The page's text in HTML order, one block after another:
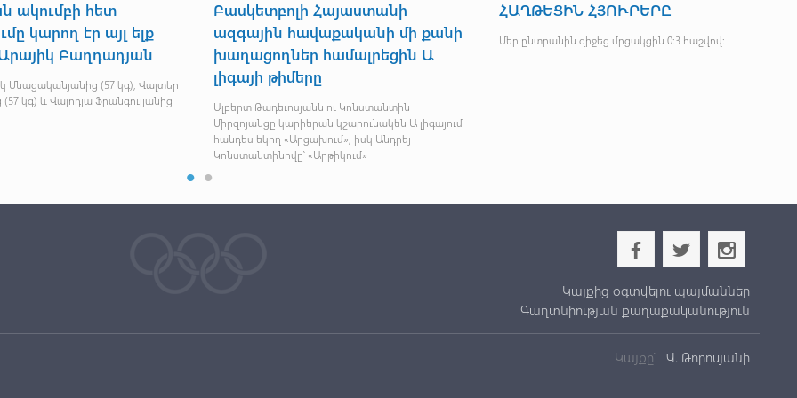
Մարիա Գևորգյանն առաջին
հաղթանակը տոնեց Եվրոպայի
անհատական առաջնությունում
Այժմ Լիլիթ Մկրտչյանն ունի 3,5 միավոր և
առաջատարից հետ է մնում մեկ միավորով
Վոլոդյա Ֆրանգուլյանը` Յաշար
Դոգուի մրցաշարի բրոնզե
մեդալակիր
Ստամբուլում ընթացող ազատ ոճի ըմբշամարտի
Յաշար Դոգուի 45-րդ միջազգային մրցաշարում
այսօր Հայաստանի ազգային հավաքականի չորս
անդամ մտավ մրցագորգ
ՄՕԿ ՆԱԽԱԳԱՀ ԹՈՄԱՍ
ԵՎ ՄԻՋԱԶԳԱՅԻՆ
b a x
Կայքից օգտվելու պայմաններ
Գաղտնիության քաղաքականություն
Կայքը՝ Վ. Թորոսյանի